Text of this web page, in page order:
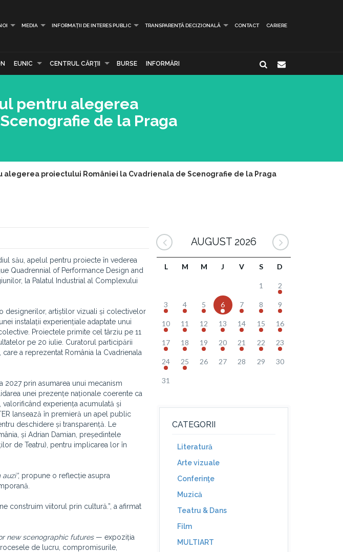
MEDIA INFORMAȚII DE INTERES PUBLIC TRANSPARENȚĂ DECIZIONALĂ CONTACT CARIERE
EUNIC CENTRUL CĂRŢII BURSE INFORMĂRI
pentru alegerea
de la Praga
alegerea proiectului României la Cvadrienala de Scenografie de la Praga
său, apelul pentru proiecte în vederea
Quadrennial of Performance Design and
la Palatul Industrial al Complexului
designerilor, artiștilor vizuali și colectivelor
instalații experiențiale adaptate unui
Proiectele primite cel târziu pe 11
pe 20 iulie. Curatorul participării
a reprezentat România la Cvadrienala
2027 prin asumarea unui mecanism
unei prezențe naționale coerente ca
experiența acumulată și
lansează în premieră un apel public
deschidere și transparență. Le
și Adrian Damian, președintele
de Teatru), pentru implicarea lor în
, propune o reflecție asupra
construim viitorul prin cultură.”, a afirmat
new scenographic futures— expoziția
de lucru, compromisurile,
AUGUST 2026
L M M J V S D
1 2
3 4 5 6 7 8 9
10 11 12 13 14 15 16
17 18 19 20 21 22 23
24 25 26 27 28 29 30
31
CATEGORII
Literatură
Arte vizuale
Conferinţe
Muzică
Teatru & Dans
Film
MULTIART